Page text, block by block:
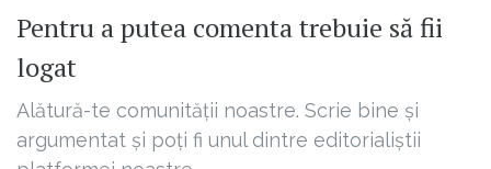
Pentru a putea comenta trebuie să fii
logat
Alătură-te comunității noastre. Scrie bine și
argumentat și poți fi unul dintre editorialiștii